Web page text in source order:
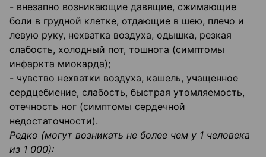
- внезапно возникающие давящие, сжимающие
боли в грудной клетке, отдающие в шею, плечо и
левую руку, нехватка воздуха, одышка, резкая
слабость, холодный пот, тошнота (симптомы
инфаркта миокарда);
- чувство нехватки воздуха, кашель, учащенное
сердцебиение, слабость, быстрая утомляемость,
отечность ног (симптомы сердечной
недостаточности).
Редко (могут возникать не более чем у 1 человека
из 1 000):